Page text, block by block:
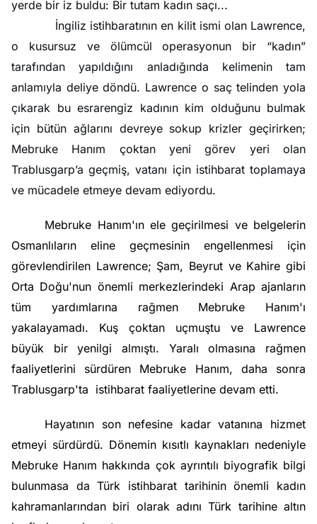
yerde bir iz buldu: Bir tutam kadın saçı...
İngiliz istihbaratının en kilit ismi olan Lawrence,
o kusursuz ve ölümcül operasyonun bir “kadın”
tarafından yapıldığını anladığında kelimenin tam
anlamıyla deliye döndü. Lawrence o saç telinden yola
çıkarak bu esrarengiz kadının kim olduğunu bulmak
için bütün ağlarını devreye sokup krizler geçirirken;
Mebruke Hanım çoktan yeni görev yeri olan
Trablusgarp’a geçmiş, vatanı için istihbarat toplamaya
ve mücadele etmeye devam ediyordu.
Mebruke Hanım'ın ele geçirilmesi ve belgelerin
Osmanlıların eline geçmesinin engellenmesi için
görevlendirilen Lawrence; Şam, Beyrut ve Kahire gibi
Orta Doğu'nun önemli merkezlerindeki Arap ajanların
tüm yardımlarına rağmen Mebruke Hanım'ı
yakalayamadı. Kuş çoktan uçmuştu ve Lawrence
büyük bir yenilgi almıştı. Yaralı olmasına rağmen
faaliyetlerini sürdüren Mebruke Hanım, daha sonra
Trablusgarp'ta istihbarat faaliyetlerine devam etti.
Hayatının son nefesine kadar vatanına hizmet
etmeyi sürdürdü. Dönemin kısıtlı kaynakları nedeniyle
Mebruke Hanım hakkında çok ayrıntılı biyografik bilgi
bulunmasa da Türk istihbarat tarihinin önemli kadın
kahramanlarından biri olarak adını Türk tarihine altın